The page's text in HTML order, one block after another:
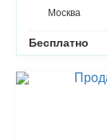
Москва
Бесплатно